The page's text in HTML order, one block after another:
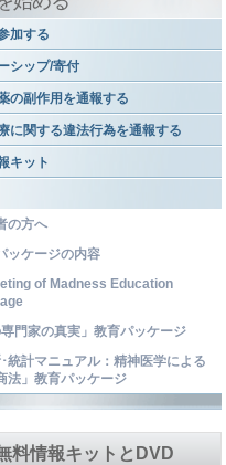
加する
シップ/寄付
の副作用を通報する
に関する違法行為を通報する
キット
の方へ
ッケージの内容
of Madness Education
門家の真実」教育パッケージ
統計マニュアル：精神医学による
法」教育パッケージ
料情報キットとDVD